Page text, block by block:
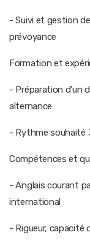
- Suivi et gestion
prévoyance
Formation et
- Préparation d'un
alternance
- Rythme souhaité
Compétences et
- Anglais courant
international
- Rigueur, capacité